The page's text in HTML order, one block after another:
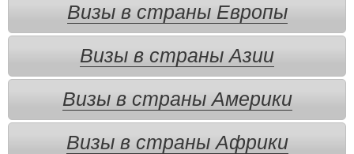
Визы в страны Европы
Визы в страны Азии
Визы в страны Америки
Визы в страны Африки